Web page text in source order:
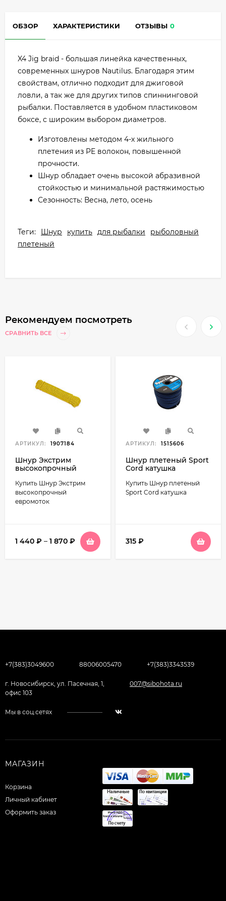
ОБЗОР ХАРАКТЕРИСТИКИ ОТЗЫВЫ 0
X4 Jig braid - большая линейка качественных,
современных шнуров Nautilus. Благодаря этим
свойствам, отлично подходит для джиговой
ловли, а так же для других типов спиннинговой
рыбалки. Поставляется в удобном пластиковом
боксе, с широким выбором диаметров.
Изготовлены методом 4-х жильного
плетения из PE волокон, повышенной
прочности.
Шнур обладает очень высокой абразивной
стойкостью и минимальной растяжимостью
Сезонность: Весна, лето, осень
Теги: Шнур купить для рыбалки
рыболовный
плетеный
Рекомендуем посмотреть
СРАВНИТЬ ВСЕ
АРТИКУЛ: 1907184
Шнур Экстрим
высокопрочный
Купить Шнур Экстрим
высокопрочный
евромоток
1 440 ₽ – 1 870 ₽
АРТИКУЛ: 1515606
Шнур плетеный Sport
Cord катушка
Купить Шнур плетеный
Sport Cord катушка
315 ₽
+7(383)3049600 88006005470 +7(383)3343539
г. Новосибирск, ул. Пасечная, 1,
офис 103
007@sibohota.ru
Мы в соц.сетях
МАГАЗИН
Корзина
Личный кабинет
Оформить заказ